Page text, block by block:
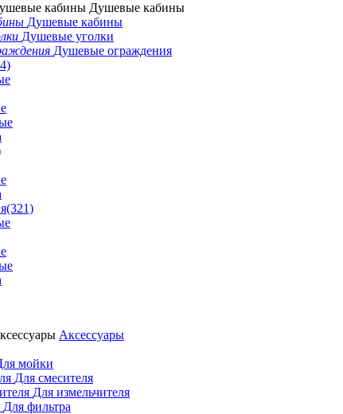
кабины Душевые кабины
Душевые кабины
Душевые уголки
Душевые ограждения
(321)
Аксессуары
мойки
Для смесителя
Для измельчителя
Для фильтра